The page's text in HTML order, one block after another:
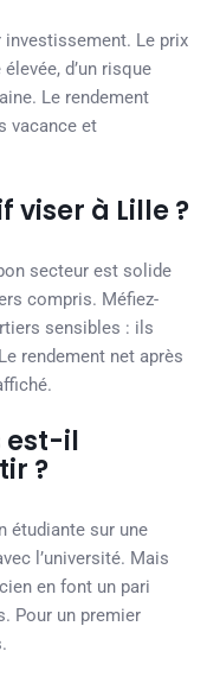
Le prix
d’un risque
Le rendement
vacance et
viser à Lille ?
secteur est solide
compris. Méfiez-
sensibles : ils
rendement net après
est-il
?
étudiante sur une
l’université. Mais
en font un pari
Pour un premier